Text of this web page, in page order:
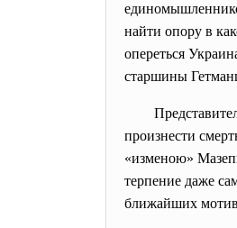
найти опору в
опереться
старшины
произнести
«изменою»
терпение даже
ближайших